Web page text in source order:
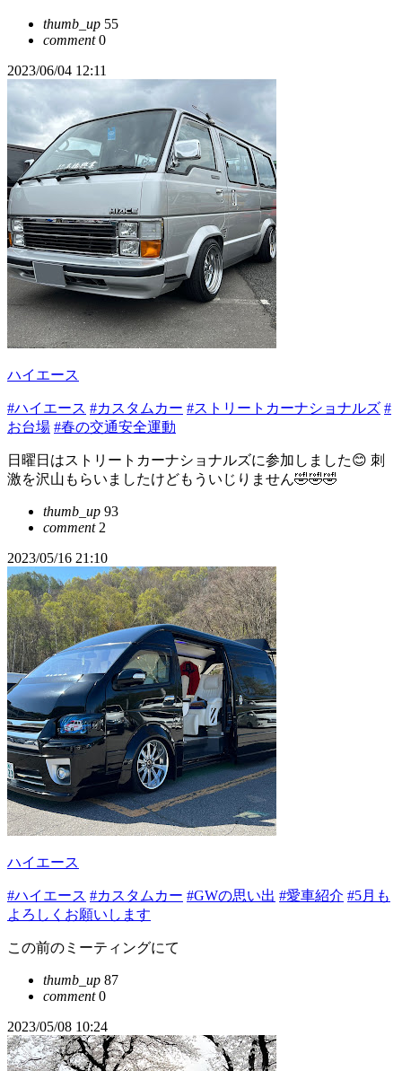
thumb_up 55
comment0
2023/06/04 12:11
ハイエース
#ハイエース #カスタムカー #ストリートカーナショナルズ #
お台場 #春の交通安全運動
日曜日はストリートカーナショナルズに参加しました😊 刺
激を沢山もらいましたけどもういじりません🤣🤣🤣
thumb_up 93
comment2
2023/05/16 21:10
ハイエース
#ハイエース #カスタムカー #GWの思い出 #愛車紹介 #5月も
よろしくお願いします
この前のミーティングにて
thumb_up 87
comment0
2023/05/08 10:24